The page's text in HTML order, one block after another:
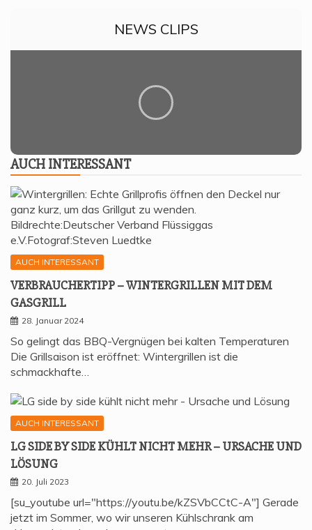
NEWS CLIPS
AUCH INTER­ES­SANT
AUCH INTERESSANT
VER­BRAU­CHER­TIPP – WIN­TER­GRIL­LEN MIT DEM
GASGRILL
28. Januar 2024
So gelingt das BBQ-Vergnügen bei kalten Temperaturen
Die Grillsaison ist eröffnet: Wintergrillen ist die
schmackhafte…
AUCH INTERESSANT
LG SIDE BY SIDE KÜHLT NICHT MEHR – URSA­CHE UND
LÖSUNG
20. Juli 2023
[su_youtube url="https://youtu.be/kZSVbCCtC-A"] Gerade
jetzt im Sommer, wo wir unseren Kühlschrank am